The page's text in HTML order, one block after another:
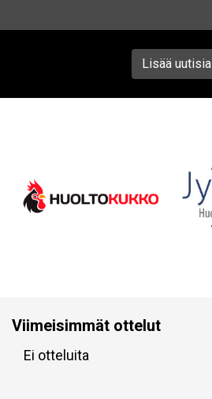
Lisää uutisia
Viimeisimmät ottelut
Ei otteluita